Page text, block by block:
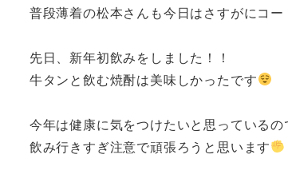
普段薄着の松本さんも今日はさすがにコ
先日、新年初飲みをしました！！
牛タンと飲む焼酎は美味しかったです
今年は健康に気をつけたいと思っているの
飲み行きすぎ注意で頑張ろうと思います